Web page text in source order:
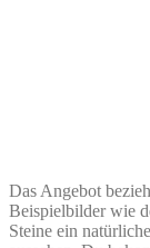
Das Angebot
Beispielbilder wie
Steine ein